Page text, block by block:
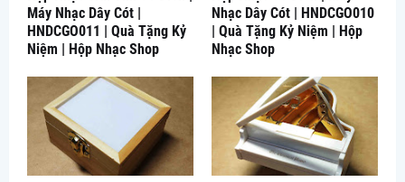
Máy Nhạc Dây Cót |
HNDCGO011 | Quà Tặng Kỷ
Niệm | Hộp Nhạc Shop
Nhạc Dây Cót | HNDCGO010
| Quà Tặng Kỷ Niệm | Hộp
Nhạc Shop